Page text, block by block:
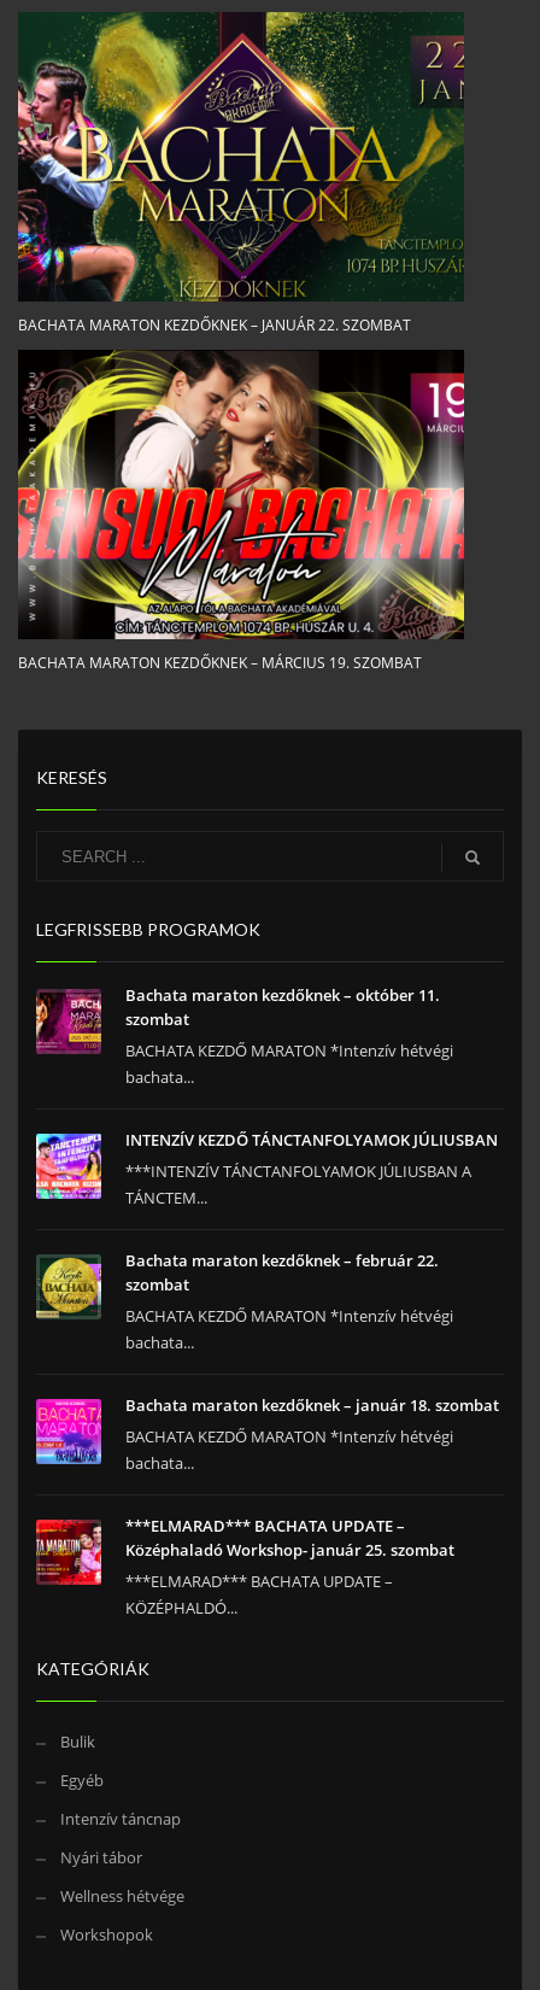
BACHATA MARATON KEZDŐKNEK – JANUÁR 22. SZOMBAT
BACHATA MARATON KEZDŐKNEK – MÁRCIUS 19. SZOMBAT
KERESÉS
LEGFRISSEBB PROGRAMOK
Bachata maraton kezdőknek – október 11.
szombat
BACHATA KEZDŐ MARATON *Intenzív hétvégi
bachata...
INTENZÍV KEZDŐ TÁNCTANFOLYAMOK JÚLIUSBAN
***INTENZÍV TÁNCTANFOLYAMOK JÚLIUSBAN A
TÁNCTEM...
Bachata maraton kezdőknek – február 22.
szombat
BACHATA KEZDŐ MARATON *Intenzív hétvégi
bachata...
Bachata maraton kezdőknek – január 18. szombat
BACHATA KEZDŐ MARATON *Intenzív hétvégi
bachata...
***ELMARAD*** BACHATA UPDATE –
Középhaladó Workshop- január 25. szombat
***ELMARAD*** BACHATA UPDATE –
KÖZÉPHALDÓ...
KATEGÓRIÁK
Bulik
Egyéb
Intenzív táncnap
Nyári tábor
Wellness hétvége
Workshopok